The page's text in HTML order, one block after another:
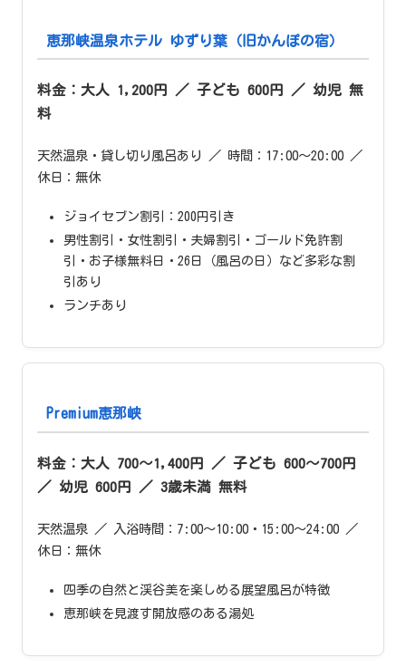
恵那峡温泉ホテル ゆずり葉（旧かんぽの宿）
料金：大人 1,200円 ／ 子ども 600円 ／ 幼児 無
料
天然温泉・貸し切り風呂あり ／ 時間：17:00〜20:00 ／
休日：無休
ジョイセブン割引：200円引き
男性割引・女性割引・夫婦割引・ゴールド免許割
引・お子様無料日・26日（風呂の日）など多彩な割
引あり
ランチあり
Premium恵那峡
料金：大人 700〜1,400円 ／ 子ども 600〜700円
／ 幼児 600円 ／ 3歳未満 無料
天然温泉 ／ 入浴時間：7:00〜10:00・15:00〜24:00 ／
休日：無休
四季の自然と渓谷美を楽しめる展望風呂が特徴
恵那峡を見渡す開放感のある湯処